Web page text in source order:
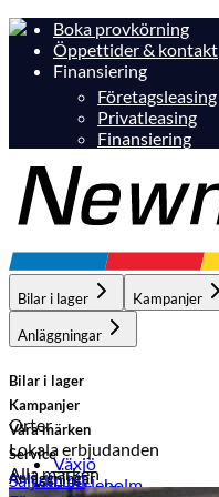
Boka provkörning
Öppettider & kontakt
Finansiering
Företagsleasing
Privatleasing
Finansiering
Bilar i lager Kampanjer
Anläggningar
Bilar i lager
Orter
Växjö
Hässleholm
Kampanjer
Lokala erbjudanden
Hässleholm
Våra märken
Alla märken
Service
Anläggningar
Sälj din bil